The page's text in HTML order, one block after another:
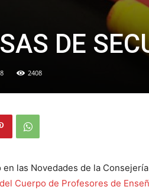
DE
2408
en las Novedades de la Consejería
Cuerpo de Profesores de